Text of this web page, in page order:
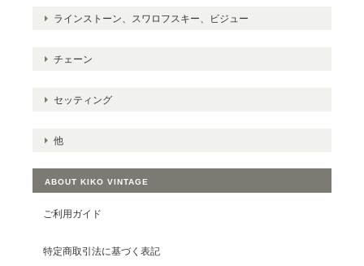
ラインストーン、スワロフスキー、ビジュー
チェーン
セッティング
他
ABOUT KIKO VINTAGE
ご利用ガイド
特定商取引法に基づく表記